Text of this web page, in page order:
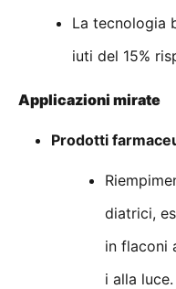
La tecnologia
iuti del 15%
Applicazioni mirate
Prodotti
diatrici,
in flaconi
i alla luce.